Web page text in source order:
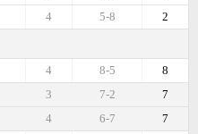
2
5-8
4
8
8-5
4
7
7-2
3
7
6-7
4